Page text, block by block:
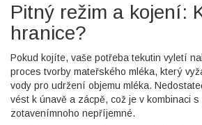
Pitný režim a kojení:
hranice?
Pokud kojíte, vaše potřeba tekutin vyletí
proces tvorby mateřského mléka, který
vody pro udržení objemu mléka.
vést k únavě a zácpě, což je v kombinaci
zotavenímnoho nepříjemné.